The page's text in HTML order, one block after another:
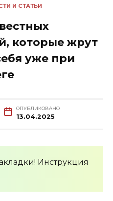
И СТАТЬИ
которые жрут
уже при
ОПУБЛИКОВАНО
13.04.2025
Инструкция